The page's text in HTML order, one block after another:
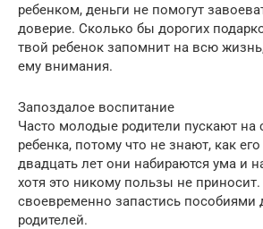
ребенком, деньги не помогут
доверие. Сколько бы дорогих
твой ребенок запомнит на всю
ему внимания.
Запоздалое воспитание
Часто молодые родители пускают на
ребенка, потому что не знают, как
двадцать лет они набираются ума и
хотя это никому пользы не
своевременно запастись
родителей.